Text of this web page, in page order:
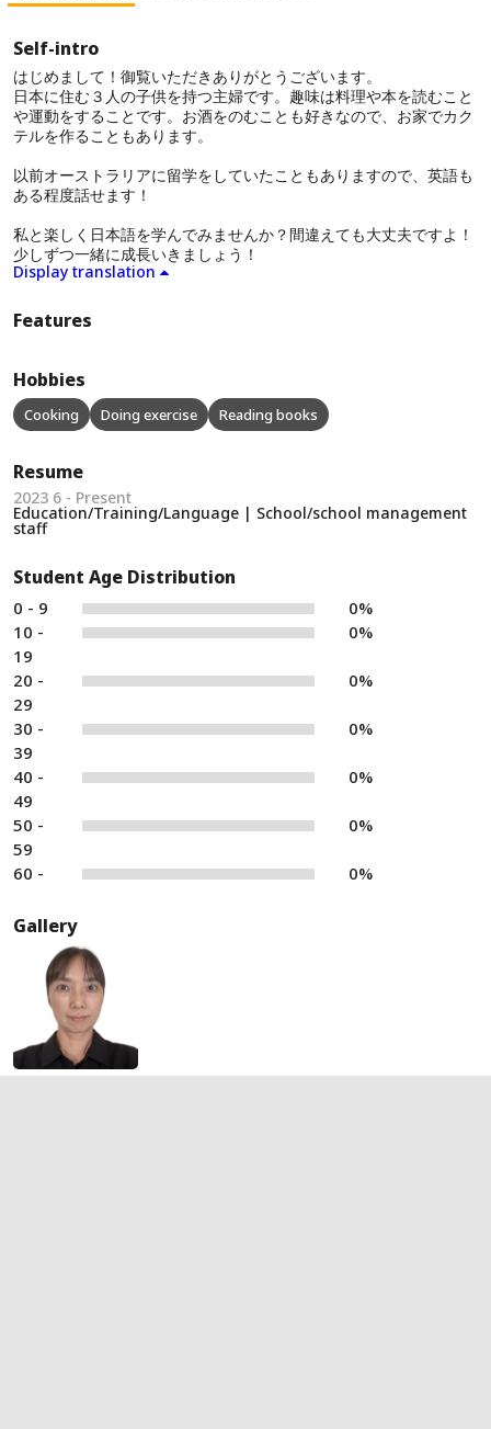
Self-intro
はじめまして！御覧いただきありがとうございます。
日本に住む３人の子供を持つ主婦です。趣味は料理や本を読むこと
や運動をすることです。お酒をのむことも好きなので、お家でカク
テルを作ることもあります。
以前オーストラリアに留学をしていたこともありますので、英語も
ある程度話せます！
私と楽しく日本語を学んでみませんか？間違えても大丈夫ですよ！
少しずつ一緒に成長いきましょう！
Display translation
Features
Hobbies
Cooking Doing exercise Reading books
Resume
2023 6 - Present
Education/Training/Language | School/school management
staff
Student Age Distribution
0 - 9
0%
10 -
19
0%
20 -
29
0%
30 -
39
0%
40 -
49
0%
50 -
59
0%
60 - 0%
Gallery